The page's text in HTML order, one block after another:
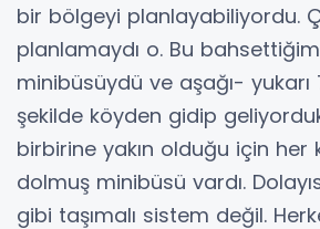
bir bölgeyi planlayabiliyordu.
planlamaydı o. Bu
minibüsüydü ve aşağı-
şekilde köyden gidip
birbirine yakın olduğu için her
dolmuş minibüsü vardı.
gibi taşımalı sistem değil.